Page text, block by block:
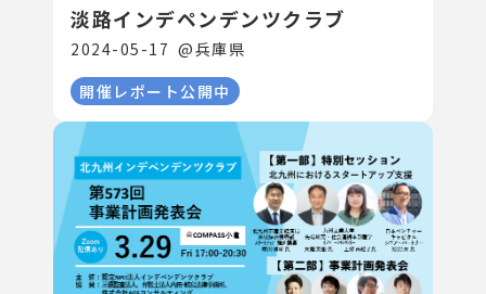
淡路インデペンデンツクラブ
2024-05-17 @兵庫県
開催レポート公開中